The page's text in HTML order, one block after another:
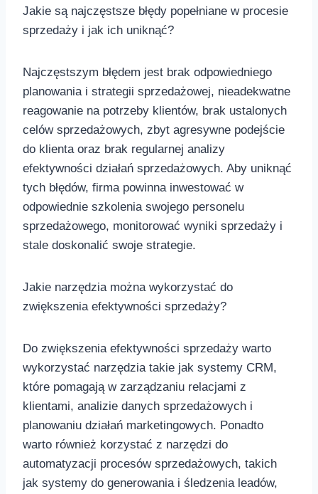
Jakie są najczęstsze błędy popełniane ⁤w ​procesie
sprzedaży i jak‍ ich uniknąć?
Najczęstszym ⁢błędem jest brak odpowiedniego
planowania ​i strategii ⁣sprzedażowej, ⁢nieadekwatne‍
reagowanie na‍ potrzeby⁣ klientów, brak ustalonych
⁤celów sprzedażowych, ​zbyt agresywne podejście
do klienta‌ oraz brak regularnej analizy
efektywności działań sprzedażowych. ⁤Aby uniknąć
tych⁣ błędów, firma powinna ⁤inwestować‍ w
odpowiednie‌ szkolenia swojego‌ personelu
sprzedażowego, monitorować wyniki sprzedaży ​i
stale doskonalić swoje strategie.
Jakie narzędzia można⁣ wykorzystać do‌
zwiększenia efektywności ‍sprzedaży?
Do zwiększenia efektywności sprzedaży ‍warto​
wykorzystać narzędzia takie jak systemy CRM,
które ⁤pomagają ⁢w zarządzaniu relacjami z
klientami, analizie danych sprzedażowych ‌i​
planowaniu działań marketingowych. Ponadto
warto ⁤również korzystać z narzędzi ⁤do
automatyzacji procesów sprzedażowych, takich⁤
jak systemy do generowania i śledzenia ​leadów,